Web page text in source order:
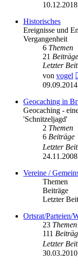
Historisches
Ereignisse und
Vergangenheit
6 Themen
21 Beiträge
Letzter
von vogel
Geocaching in
Geocaching -
'Schnitzeljagd'
2 Themen
6 Beiträge
Letzter
Vereine /
Themen
Beiträge
Letzter
Ortsrat/Parteien/
23 Themen
111
Letzter